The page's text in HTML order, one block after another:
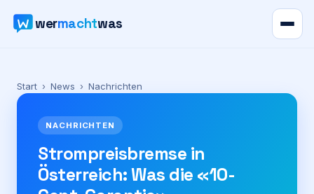
wermachtwas
Karte
News
Ratgeber
Start › News › Nachrichten
NACHRICHTEN
Strompreisbremse in
Österreich: Was die «10-